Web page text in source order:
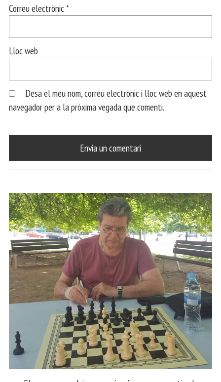
Correu electrònic *
Lloc web
Desa el meu nom, correu electrònic i lloc web en aquest
navegador per a la pròxima vegada que comenti.